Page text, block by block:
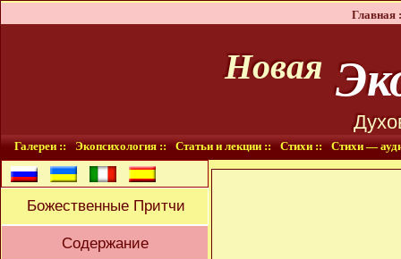
Главная
Новая
Галереи :: Экопсихология :: Статьи и лекции :: Стихи :: Стихи —
Божественные Притчи
Содержание